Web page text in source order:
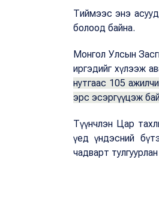
Тиймээс энэ
болоод байна.
Монгол Улсын
иргэдийг хүлээж
нутгаас 105
эрс эсэргүүцэж
Түүнчлэн Цар
үед үндэсний
чадварт